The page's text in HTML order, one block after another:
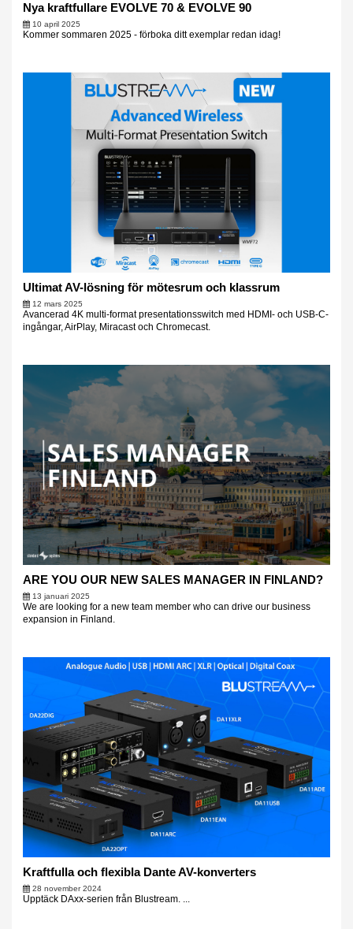
Nya kraftfullare EVOLVE 70 & EVOLVE 90
10 april 2025
Kommer sommaren 2025 - förboka ditt exemplar redan idag!
Ultimat AV-lösning för mötesrum och klassrum
12 mars 2025
Avancerad 4K multi-format presentationsswitch med HDMI- och USB-C-
ingångar, AirPlay, Miracast och Chromecast.
ARE YOU OUR NEW SALES MANAGER IN FINLAND?
13 januari 2025
We are looking for a new team member who can drive our business
expansion in Finland.
Kraftfulla och flexibla Dante AV-konverters
28 november 2024
Upptäck DAxx-serien från Blustream. ...